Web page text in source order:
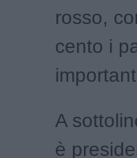
rosso,
cento i
A
è